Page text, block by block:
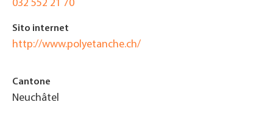
032 552 21 70
Sito internet
http://www.polyetanche.ch/
Cantone
Neuchâtel